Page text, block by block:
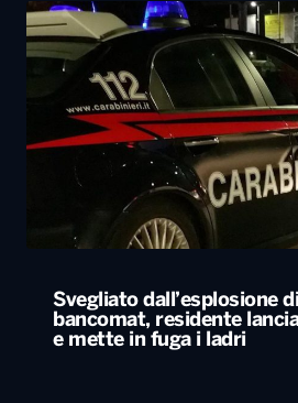
Svegliato dall’esplosione
bancomat, residente
e mette in fuga i ladri